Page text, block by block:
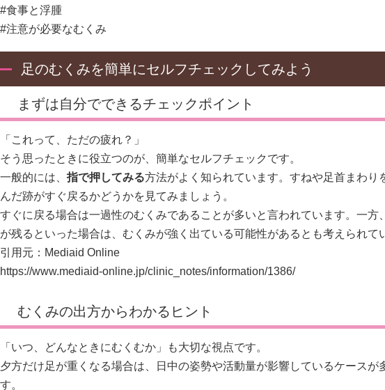
#食事と浮腫
#注意が必要なむくみ
足のむくみを簡単にセルフチェックしてみよう
まずは自分でできるチェックポイント
「これって、ただの疲れ？」
そう思ったときに役立つのが、簡単なセルフチェックです。
一般的には、 指で押してみる方法がよく知られています。すねや足首まわり
んだ跡がすぐ戻るかどうかを見てみましょう。
すぐに戻る場合は一過性のむくみであることが多いと言われています。一方
が残るといった場合は、むくみが強く出ている可能性があるとも考えられて
引用元：Mediaid Online
https://www.mediaid-online.jp/clinic_notes/information/1386/
むくみの出方からわかるヒント
「いつ、どんなときにむくむか」も大切な視点です。
夕方だけ足が重くなる場合は、日中の姿勢や活動量が影響しているケースが
す。